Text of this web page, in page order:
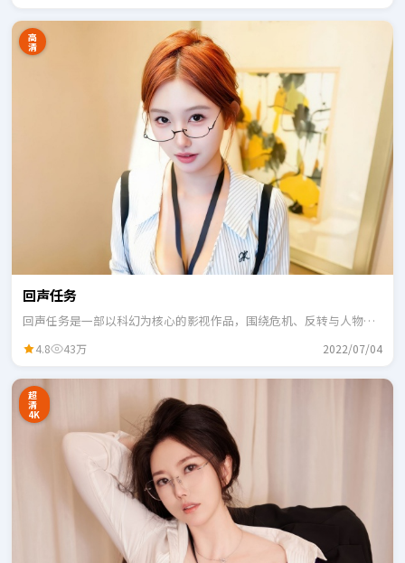
高
清
回声任务
回声任务是一部以科幻为核心的影视作品，围绕危机、反转与人物成
4.8 43万 2022/07/04
超
清
4K